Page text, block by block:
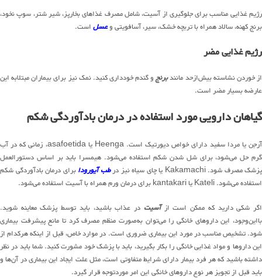
رژیم غذایی مناسب برای جلوگیری از آسیت، شامل مصرف غذاهای بخارپز، شیر شتر، سوپ نخود،
برنج کهنه، سالاد همراه با تربچه خشک، سیر، آسافویتی وعسلاست.
رژیم غذایی مضر
از خوردن نشاسته بیش‌ازحد مانندبرنجو گندم خودداری کنید. نمک نیز برای بیماران مبتلابه این
عارضه بسیار مضر است.
گیاهان دارویی مورد استفاده در درمان بادآوردگی شکم
آرجن یا مردا سفید دارای خواص دیورتیک است. Heenga یا asafoetida، زمانی که در آب
گرم حل می‌شود، برای شل شدن شکم استفاده می‌شود. هیمسرا باید بر اساس دستورالعمل
پزشک مصرف شود. Kakamachi یا چای سیاه نیز در
طب آیورودابرای درمان بادآوردگی شکم
استفاده می‌شود. Kateli یا kantakari برای درمان ورم همراه با آسیت استفاده می‌شود.
اگر شکی دارید که ممکن است ازآسیت در عذاب باشید، باید توسط پزشک معاینه شوید.
بااین‌وجود، این داروهای خانگی را می‌توان به‌صورت منظم مصرف کرد تا مانع پیشرفت بیماری
شود. تشخیص مناسب در مورد این بیماری ضروری است. در موارد خاص، قبل از اینکه هرکدام از
این داروها و مواد غذایی خانگی را بکار بگیرید، باید با پزشک خود مشورت کنید. شما باید در نظر
داشته باشید که هر فرد بیمار دارای شرایط متفاوتی است، مثل علت ایجاد این بیماری در آن‌ها و
باید قبل از تجویز هر نوع داروهای خانگی این امر موردتوجه قرار گیرد.